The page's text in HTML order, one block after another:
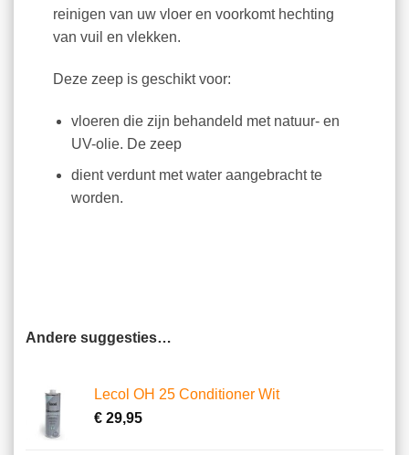
reinigen van uw vloer en voorkomt hechting
van vuil en vlekken.
Deze zeep is geschikt voor:
vloeren die zijn behandeld met natuur- en
UV-olie. De zeep
dient verdunt met water aangebracht te
worden.
Andere suggesties…
Lecol OH 25 Conditioner Wit
€29,95